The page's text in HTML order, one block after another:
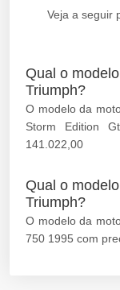
Veja a seguir
Qual o
Triumph?
O modelo da
Storm Edition
141.022,00
Qual o
Triumph?
O modelo da
750 1995 com